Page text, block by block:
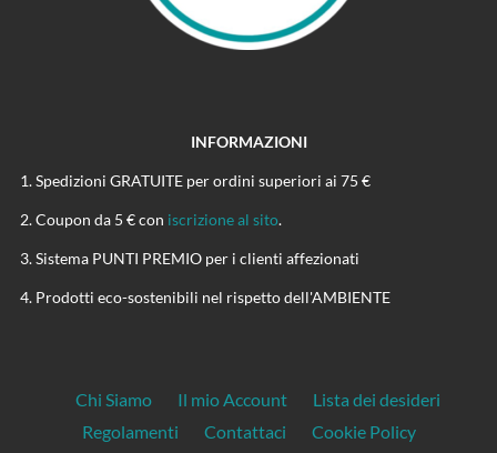
INFORMAZIONI
Spedizioni GRATUITE per ordini superiori ai 75 €
Coupon da 5 € con iscrizione al sito.
Sistema PUNTI PREMIO per i clienti affezionati
Prodotti eco-sostenibili nel rispetto dell'AMBIENTE
Chi Siamo Il mio Account
Lista dei desideri
Regolamenti
Contattaci
Cookie Policy